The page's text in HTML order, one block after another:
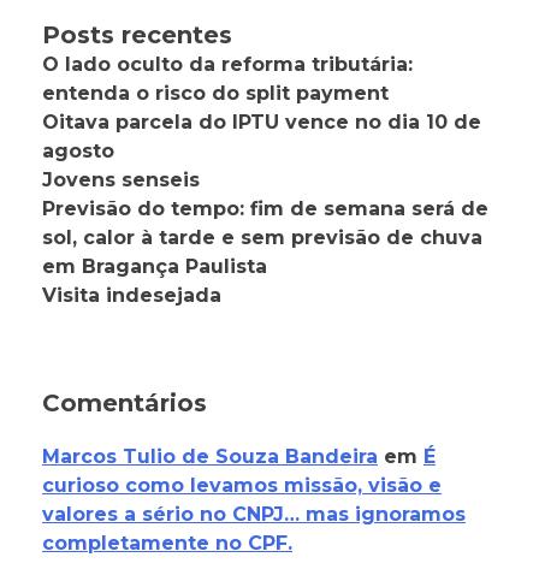
Posts recentes
O lado oculto da reforma tributária:
entenda o risco do split payment
Oitava parcela do IPTU vence no dia 10 de
agosto
Jovens senseis
Previsão do tempo: fim de semana será de
sol, calor à tarde e sem previsão de chuva
em Bragança Paulista
Visita indesejada
Comentários
Marcos Tulio de Souza Bandeira em É
curioso como levamos missão, visão e
valores a sério no CNPJ… mas ignoramos
completamente no CPF.